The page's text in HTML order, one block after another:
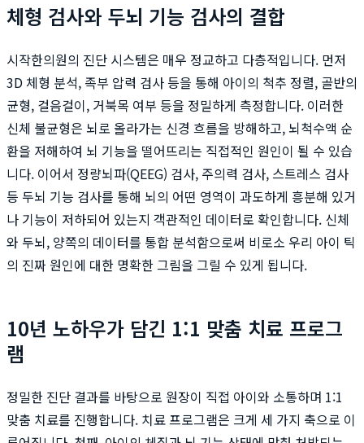
체형 검사와 두뇌 기능 검사의 결합
시작한의원의 진단 시스템은 매우 정교하고 다층적입니다. 먼저
3D 체형 분석, 족부 압력 검사 등을 통해 아이의 척추 정렬, 골반의
균형, 걸음걸이, 거북목 여부 등을 정밀하게 측정합니다. 이러한
신체 불균형은 뇌로 올라가는 신경 흐름을 방해하고, 뇌척수액 순
환을 저해하여 뇌 기능을 떨어뜨리는 직접적인 원인이 될 수 있습
니다. 이어서 정량뇌파(QEEG) 검사, 주의력 검사, 스트레스 검사
등 두뇌 기능 검사를 통해 뇌의 어떤 영역이 과도하게 흥분해 있거
나 기능이 저하되어 있는지 객관적인 데이터로 확인합니다. 신체
와 두뇌, 양쪽의 데이터를 통합 분석함으로써 비로소 우리 아이 틱
의 진짜 원인에 대한 명확한 그림을 그릴 수 있게 됩니다.
10년 노하우가 담긴 1:1 맞춤 치료 프로그
램
정밀한 진단 결과를 바탕으로 원장이 직접 아이와 소통하며 1:1
맞춤 치료를 진행합니다. 치료 프로그램은 크게 세 가지 축으로 이